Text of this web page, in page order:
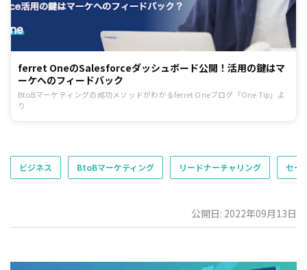
ferret OneのSalesforceダッシュボード公開！活用の鍵はマ
ーケへのフィードバック
BtoBマーケティングの成功メソッドがわかるferret Oneブログ「One Tip」よ
り
ビジネス BtoBマーケティング リードナーチャリング セー
公開日: 2022年09月13日